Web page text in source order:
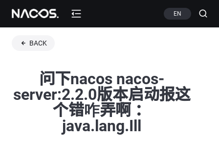
EN
BACK
问下nacos nacos-
server:2.2.0版本启动报这
个错咋弄啊 ：
java.lang.Ill